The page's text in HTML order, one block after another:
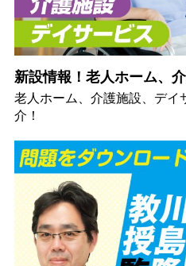
新設情報！老人ホーム、
老人ホーム、介護施設、デイ
介！